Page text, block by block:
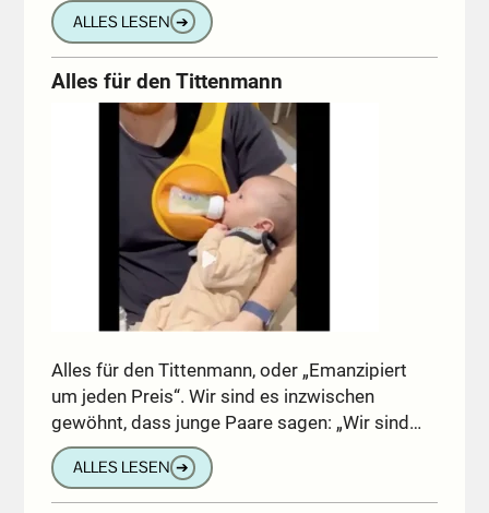
ALLES LESEN ➔
Alles für den Tittenmann
Alles für den Tittenmann, oder „Emanzipiert
um jeden Preis“. Wir sind es inzwischen
gewöhnt, dass junge Paare sagen: „Wir sind…
ALLES LESEN ➔